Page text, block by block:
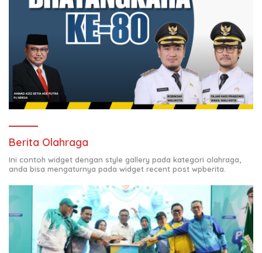
Berita Olahraga
Ini contoh widget dengan style gallery pada kategori olahraga,
anda bisa mengaturnya pada widget recent post wpberita.